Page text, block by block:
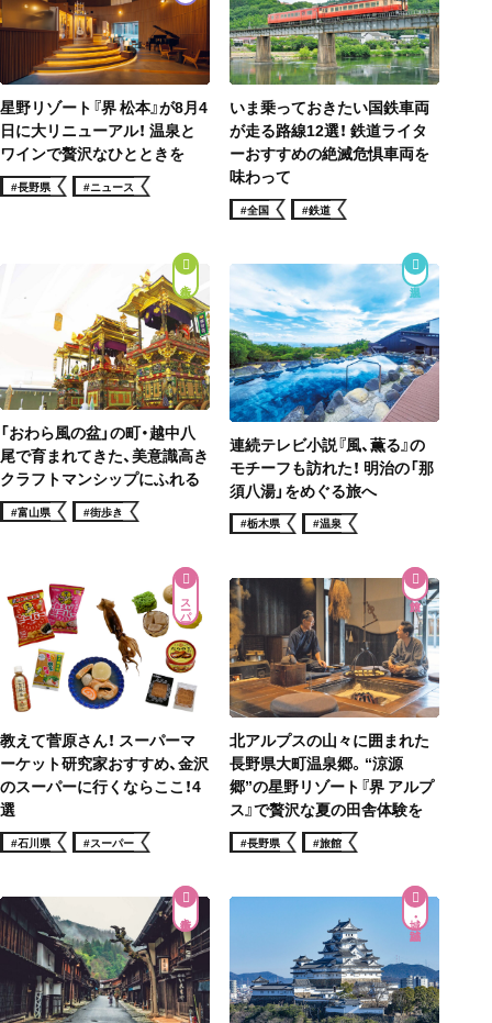
星野リゾート『界 松本』が8月4
日に大リニューアル！ 温泉と
ワインで贅沢なひとときを
#長野県 #ニュース
いま乗っておきたい国鉄車両
が走る路線12選！ 鉄道ライタ
ーおすすめの絶滅危惧車両を
味わって
#全国 #鉄道
街歩き
「おわら風の盆」の町・越中八
尾で育まれてきた、美意識高き
クラフトマンシップにふれる
#富山県 #街歩き
連続テレビ小説『風、薫る』の
モチーフも訪れた！ 明治の「那
須八湯」をめぐる旅へ
#栃木県 #温泉
スーパー
教えて菅原さん！ スーパーマ
ーケット研究家おすすめ、金沢
のスーパーに行くならここ！4
選
#石川県 #スーパー
北アルプスの山々に囲まれた
長野県大町温泉郷。“涼源
郷”の星野リゾート『界 アルプ
ス』で贅沢な夏の田舎体験を
#長野県 #旅館
街道歩き 城・城跡